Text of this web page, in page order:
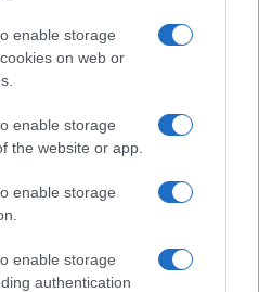
enable storage
on web or
enable storage
the website or app.
enable storage
enable storage
authentication
le polemiche il centro
chiude
contro spaccio e degrado:
come scegliere la
la casa e l’ufficio